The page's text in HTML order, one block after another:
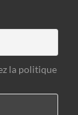
la politique